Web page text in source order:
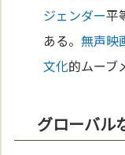
ジェンダー平
ある。無声映
文化的ムーブ
グローバル